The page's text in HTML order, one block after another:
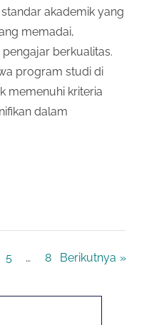
akademik yang
memadai,
berkualitas.
program studi di
memenuhi kriteria
dalam
5 … 8 Berikutnya